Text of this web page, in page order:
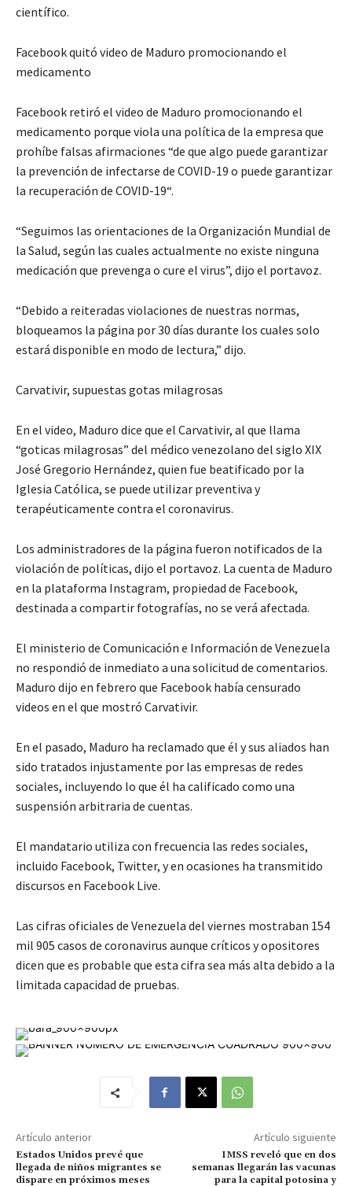
científico.
Facebook quitó video de Maduro promocionando el
medicamento
Facebook retiró el video de Maduro promocionando el
medicamento porque viola una política de la empresa que
prohíbe falsas afirmaciones “de que algo puede garantizar
la prevención de infectarse de COVID-19 o puede garantizar
la recuperación de COVID-19“.
“Seguimos las orientaciones de la Organización Mundial de
la Salud, según las cuales actualmente no existe ninguna
medicación que prevenga o cure el virus”, dijo el portavoz.
“Debido a reiteradas violaciones de nuestras normas,
bloqueamos la página por 30 días durante los cuales solo
estará disponible en modo de lectura,” dijo.
Carvativir, supuestas gotas milagrosas
En el video, Maduro dice que el Carvativir, al que llama
“goticas milagrosas” del médico venezolano del siglo XIX
José Gregorio Hernández, quien fue beatificado por la
Iglesia Católica, se puede utilizar preventiva y
terapéuticamente contra el coronavirus.
Los administradores de la página fueron notificados de la
violación de políticas, dijo el portavoz. La cuenta de Maduro
en la plataforma Instagram, propiedad de Facebook,
destinada a compartir fotografías, no se verá afectada.
El ministerio de Comunicación e Información de Venezuela
no respondió de inmediato a una solicitud de comentarios.
Maduro dijo en febrero que Facebook había censurado
videos en el que mostró Carvativir.
En el pasado, Maduro ha reclamado que él y sus aliados han
sido tratados injustamente por las empresas de redes
sociales, incluyendo lo que él ha calificado como una
suspensión arbitraria de cuentas.
El mandatario utiliza con frecuencia las redes sociales,
incluido Facebook, Twitter, y en ocasiones ha transmitido
discursos en Facebook Live.
Las cifras oficiales de Venezuela del viernes mostraban 154
mil 905 casos de coronavirus aunque críticos y opositores
dicen que es probable que esta cifra sea más alta debido a la
limitada capacidad de pruebas.
Artículo anterior
Estados Unidos prevé que
llegada de niños migrantes se
dispare en próximos meses
Artículo siguiente
IMSS reveló que en dos
semanas llegarán las vacunas
para la capital potosina y